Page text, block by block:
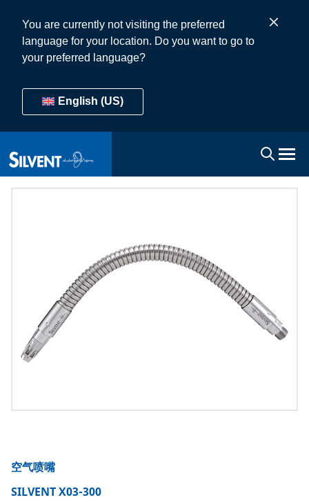
You are currently not visiting the preferred
language for your location. Do you want to go to
your preferred language?
English (US)
空气喷嘴
SILVENT X03-300